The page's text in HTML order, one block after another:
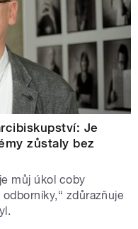
Je
zůstaly bez
můj úkol coby
zdůrazňuje